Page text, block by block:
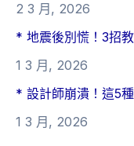
2 3 月, 2026
* 地震後別慌！3招
1 3 月, 2026
* 設計師崩潰！這5
1 3 月, 2026